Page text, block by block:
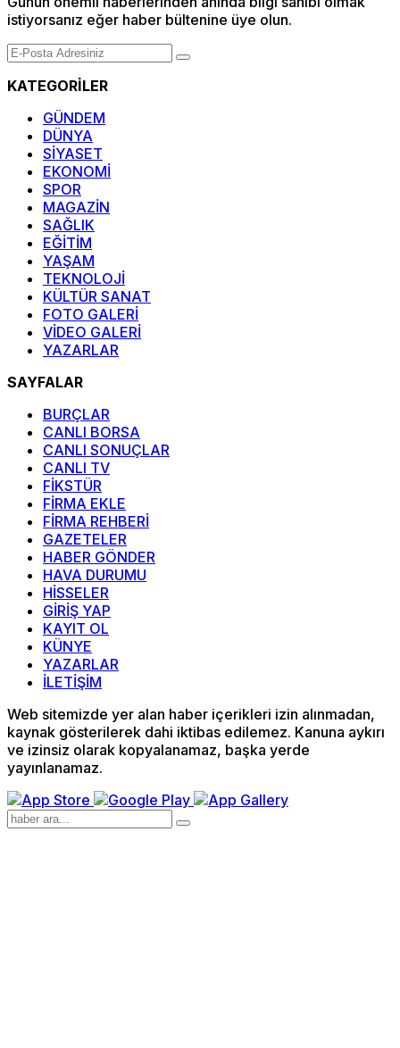
istiyorsanız eğer haber bültenine üye olun.
KATEGORİLER
GÜNDEM
DÜNYA
SİYASET
EKONOMİ
SPOR
MAGAZİN
SAĞLIK
EĞİTİM
YAŞAM
TEKNOLOJİ
KÜLTÜR SANAT
FOTO GALERİ
VİDEO GALERİ
YAZARLAR
SAYFALAR
BURÇLAR
CANLI BORSA
CANLI SONUÇLAR
CANLI TV
FİKSTÜR
FİRMA EKLE
FİRMA REHBERİ
GAZETELER
HABER GÖNDER
HAVA DURUMU
HİSSELER
GİRİŞ YAP
KAYIT OL
KÜNYE
YAZARLAR
İLETİŞİM
Web sitemizde yer alan haber içerikleri izin alınmadan,
kaynak gösterilerek dahi iktibas edilemez. Kanuna aykırı
ve izinsiz olarak kopyalanamaz, başka yerde
yayınlanamaz.